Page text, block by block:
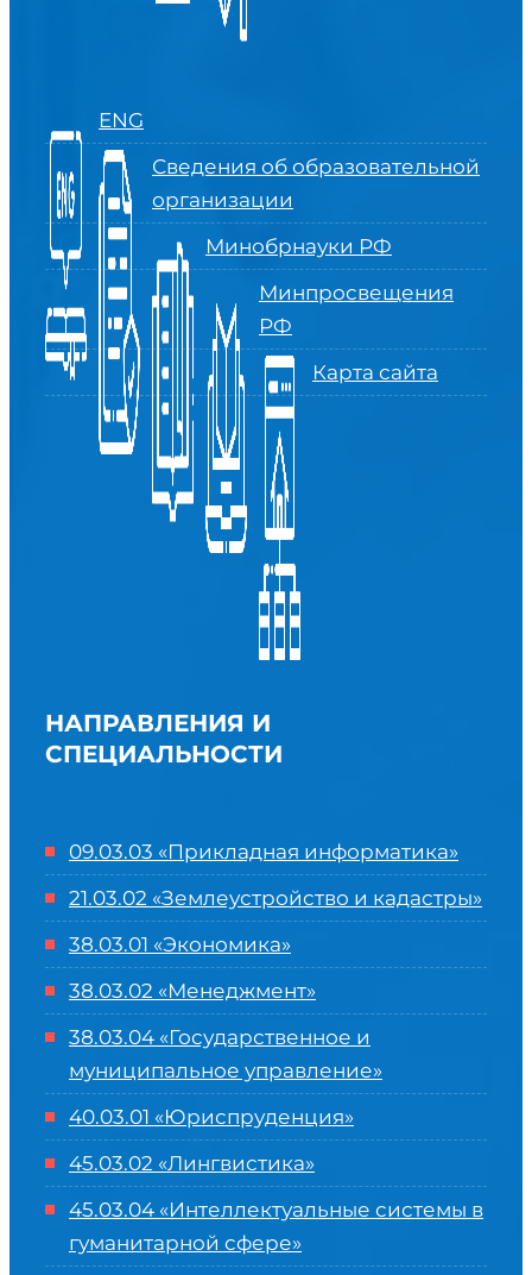
ENG
Сведения об образовательной
организации
Минобрнауки РФ
Минпросвещения
РФ
Карта сайта
НАПРАВЛЕНИЯ И
СПЕЦИАЛЬНОСТИ
09.03.03 «Прикладная информатика»
21.03.02 «Землеустройство и кадастры»
38.03.01 «Экономика»
38.03.02 «Менеджмент»
38.03.04 «Государственное и
муниципальное управление»
40.03.01 «Юриспруденция»
45.03.02 «Лингвистика»
45.03.04 «Интеллектуальные системы в
гуманитарной сфере»